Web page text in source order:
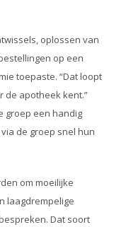
oplossen van
op een
toepaste. “Dat loopt
de apotheek kent.”
groep een handig
de groep snel hun
om moeilijke
laagdrempelige
Dat soort